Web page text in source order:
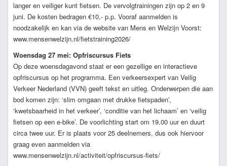
langer en veiliger kunt fietsen. De vervolgtrainingen zijn op 2 en 9
juni. De kosten bedragen €10,- p.p. Vooraf aanmelden is
noodzakelijk en kan via de website van Mens en Welzijn Voorst:
www.mensenwelzijn.nl/fietstraining2026/
Woensdag 27 mei: Opfriscursus Fiets
Op deze woensdagavond staat er een gezellige en interactieve
opfriscursus op het programma. Een verkeersexpert van Veilig
Verkeer Nederland (VVN) geeft tekst en uitleg. Onderwerpen die aan
bod komen zijn: ‘slim omgaan met drukke fietspaden’,
‘kwetsbaarheid in het verkeer’, ‘conditie van het lichaam’ en ‘veilig
fietsen op een e-bike’. De voorlichting start om 19.00 uur en duurt
circa twee uur. Er is plaats voor 25 deelnemers, dus ook hiervoor
graag even aanmelden via
www.mensenwelzijn.nl/activiteit/opfriscursus-fiets/